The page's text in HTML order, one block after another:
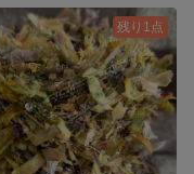
残り1点